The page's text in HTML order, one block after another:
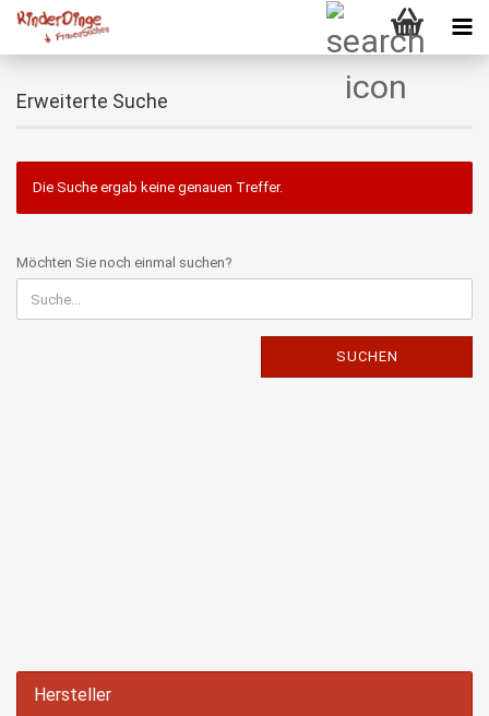
Erweiterte Suche
Die Suche ergab keine genauen Treffer.
MÖCHTEN
SIE
NOCH
EINMAL
Möchten Sie noch einmal suchen?
SUCHEN
Hersteller